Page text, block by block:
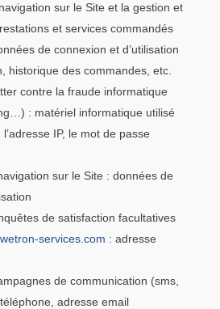
sur le Site et la gestion et
et services commandés
de connexion et d’utilisation
historique des commandes, etc.
contre la fraude informatique
: matériel informatique utilisé
IP, le mot de passe
sur le Site : données de
de satisfaction facultatives
services.com : adresse
de communication (sms,
adresse email